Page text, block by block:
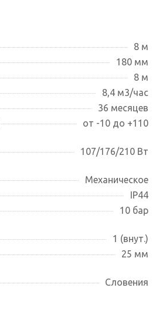
8 м
180 мм
8 м
8,4 м3/час
36 месяцев
от -10 до +110
107/176/210 Вт
Механическое
IP44
10 бар
1 (внут.)
25 мм
Словения